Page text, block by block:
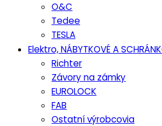
O&C
Tedee
TESLA
Elektro, NÁBYTKOVÉ A
Richter
Závory na zámky
EUROLOCK
FAB
Ostatní výrobcovia